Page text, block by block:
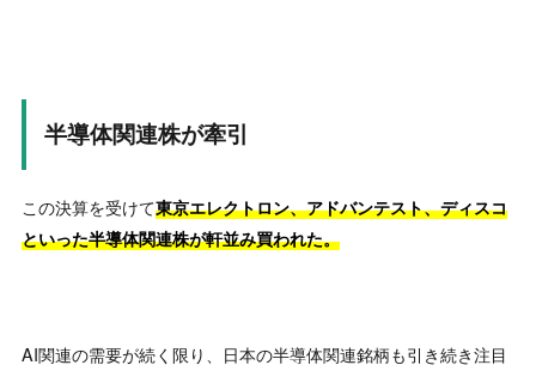
半導体関連株が牽引
この決算を受けて東京エレクトロン、アドバンテスト、ディスコ
といった半導体関連株が軒並み買われた。
AI関連の需要が続く限り、日本の半導体関連銘柄も引き続き注目